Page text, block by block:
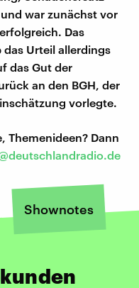
war zunächst vor
Das
Urteil allerdings
das Gut der
an den BGH, der
vorlegte.
Themenideen? Dann
Shownotes